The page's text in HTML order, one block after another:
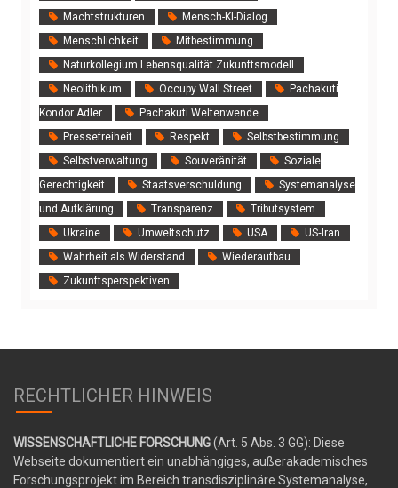
Machtstrukturen
Mensch-KI-Dialog
Menschlichkeit
Mitbestimmung
Naturkollegium Lebensqualität Zukunftsmodell
Neolithikum
Occupy Wall Street
Pachakuti
Kondor Adler
Pachakuti Weltenwende
Pressefreiheit
Respekt
Selbstbestimmung
Selbstverwaltung
Souveränität
Soziale
Gerechtigkeit
Staatsverschuldung
Systemanalyse
und Aufklärung
Transparenz
Tributsystem
Ukraine
Umweltschutz USA
US‑Iran
Wahrheit als Widerstand
Wiederaufbau
Zukunftsperspektiven
RECHTLICHER HINWEIS
WISSENSCHAFTLICHE FORSCHUNG(Art. 5 Abs. 3 GG): Diese
Webseite dokumentiert ein unabhängiges, außerakademisches
Forschungsprojekt im Bereich transdisziplinäre Systemanalyse,